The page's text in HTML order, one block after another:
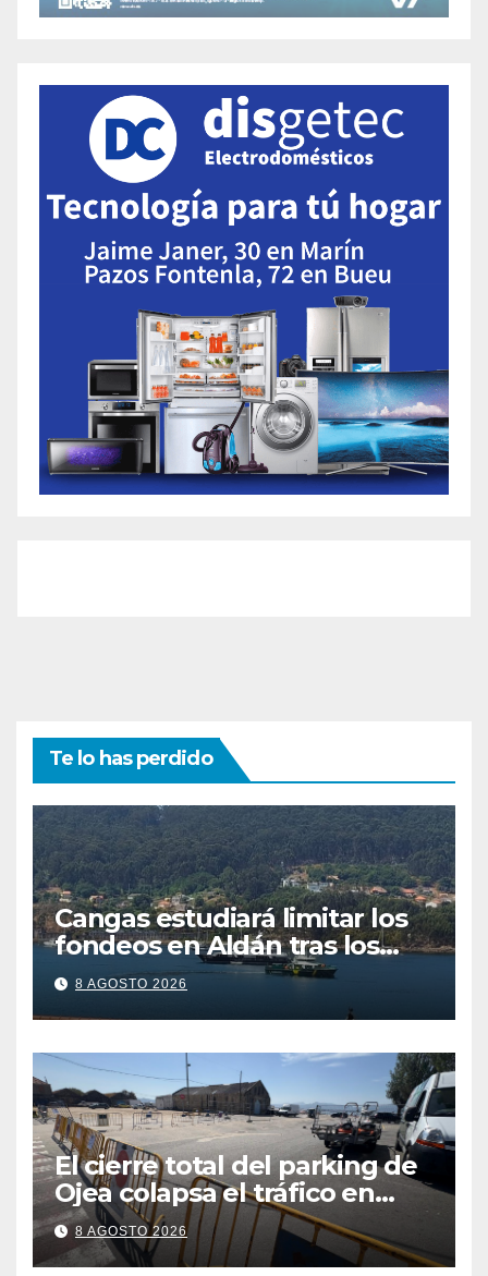
Te lo has perdido
Cangas estudiará limitar los
fondeos en Aldán tras los
últimos episodios de
contaminación en O Con
8 AGOSTO 2026
El cierre total del parking de
Ojea colapsa el tráfico en
Cangas
8 AGOSTO 2026